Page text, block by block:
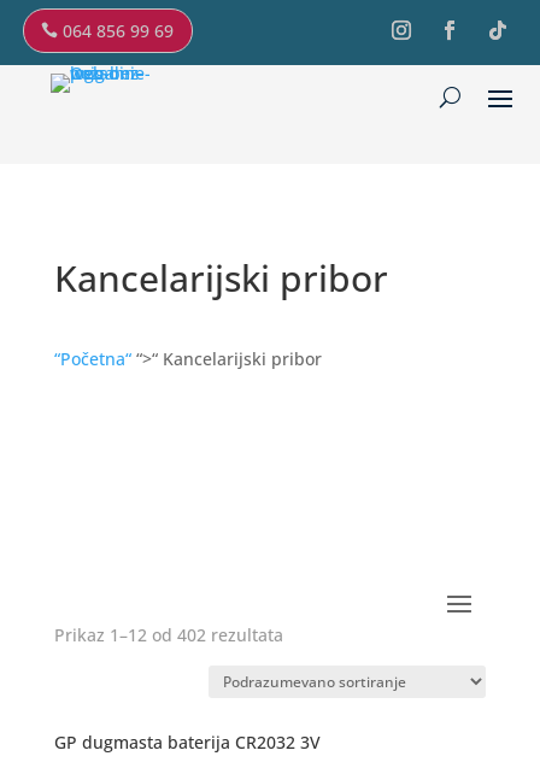
064 856 99 69
Kancelarijski pribor
“Početna““>“ Kancelarijski pribor
Prikaz 1–12 od 402 rezultata
GP dugmasta baterija CR2032 3V